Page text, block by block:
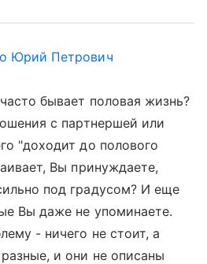
Юрий Петрович
бывает половая жизнь?
с партнершей или
"доходит до полового
Вы принуждаете,
под градусом? И еще
Вы даже не упоминаете.
- ничего не стоит, а
и они не описаны